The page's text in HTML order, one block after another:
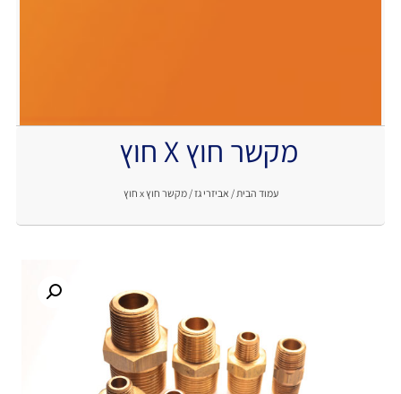
מקשר חוץ X חוץ
עמוד הבית/ אביזרי גז/ מקשר חוץ x חוץ